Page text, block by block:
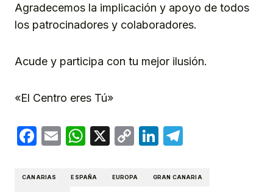
Agradecemos la implicación y apoyo de todos
los patrocinadores y colaboradores.
Acude y participa con tu mejor ilusión.
«El Centro eres Tú»
Facebook
EmailWhatsApp
X
CopyLinkedIn
CANARIAS ESPAÑA EUROPA GRAN CANARIA